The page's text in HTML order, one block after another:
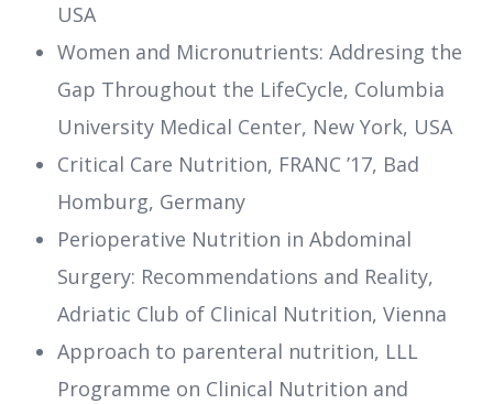
USA
Women and Micronutrients: Addresing the
Gap Throughout the LifeCycle, Columbia
University Medical Center, New York, USA
Critical Care Nutrition, FRANC ’17, Bad
Homburg, Germany
Perioperative Nutrition in Abdominal
Surgery: Recommendations and Reality,
Adriatic Club of Clinical Nutrition, Vienna
Approach to parenteral nutrition, LLL
Programme on Clinical Nutrition and